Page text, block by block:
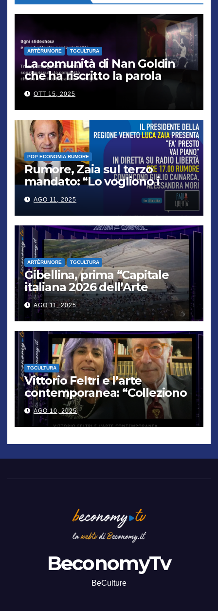
ARTÈRUMORE TGCULTURA
La comunità di Nan Goldin
che ha riscritto la parola
“famiglia”
OTT 15, 2025
POP ECONOMIA RUMORE
Rumore, Zaia sul terzo
mandato: “Lo vogliono i
cittadini, chi non lo capisce
verrà punito”
AGO 11, 2025
ARTÈRUMORE TGCULTURA
Gibellina, prima “Capitale
italiana 2026 dell’Arte
contemporanea”
AGO 11, 2025
TGCULTURA
Vittorio Feltri e l’arte
contemporanea: “Colleziono
De Chirico. Cattelan? Un
genio”
AGO 10, 2025
BeconomyTv
BeCulture